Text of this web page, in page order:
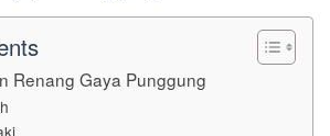
Renang Gaya Punggung